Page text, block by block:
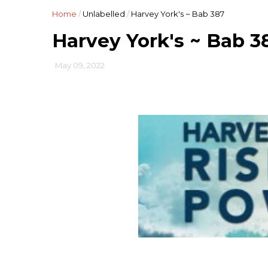
Home /Unlabelled / Harvey York's ~ Bab 387
Harvey York's ~ Bab
May 09, 2022